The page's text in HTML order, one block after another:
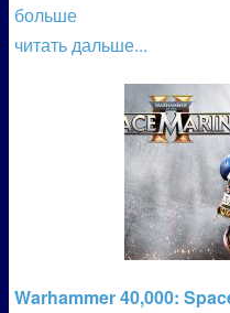
больше
читать дальше...
Warhammer 40,000: